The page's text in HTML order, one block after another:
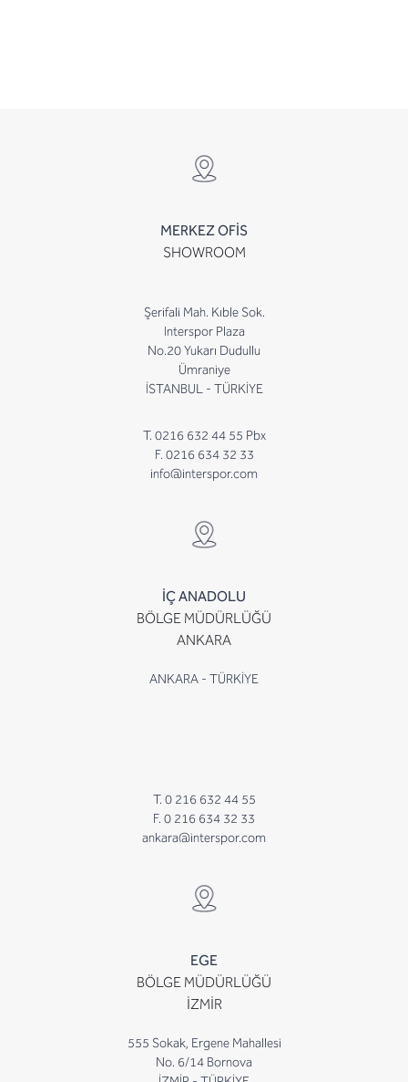
MERKEZ OFİS
SHOWROOM
Şerifali Mah. Kıble Sok.
Interspor Plaza
No.20 Yukarı Dudullu
Ümraniye
İSTANBUL - TÜRKİYE
T. 0216 632 44 55 Pbx
F. 0216 634 32 33
info@interspor.com
İÇ ANADOLU
BÖLGE MÜDÜRLÜĞÜ
ANKARA
ANKARA - TÜRKİYE
T. 0 216 632 44 55
F. 0 216 634 32 33
ankara@interspor.com
EGE
BÖLGE MÜDÜRLÜĞÜ
İZMİR
555 Sokak, Ergene Mahallesi
No. 6/14 Bornova